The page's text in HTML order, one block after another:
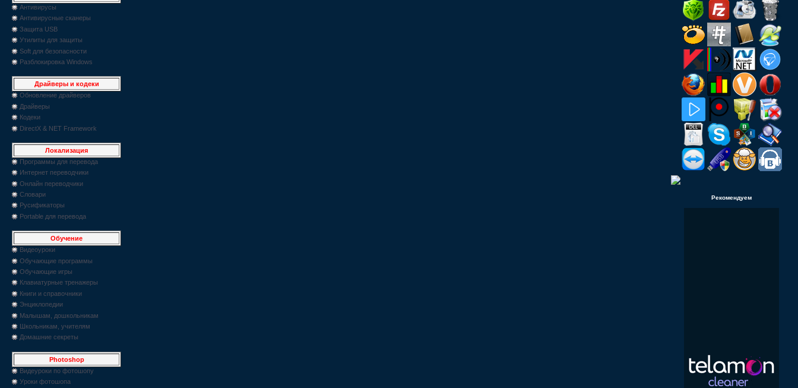
Антивирусы
Антивирусные сканеры
Защита USB
Утилиты для защиты
Soft для безопасности
Разблокировка Windows
Драйверы и кодеки
Обновление драйверов
Драйверы
Кодеки
DirectX & NET Framework
Локализация
Программы для перевода
Интернет переводчики
Онлайн переводчики
Словари
Русификаторы
Portable для перевода
Обучение
Видеоуроки
Обучающие программы
Обучающие игры
Клавиатурные тренажеры
Книги и справочники
Энциклопедии
Малышам, дошкольникам
Школьникам, учителям
Домашние секреты
Photoshop
Видеуроки по фотошопу
Уроки фотошопа
Рекомендуем